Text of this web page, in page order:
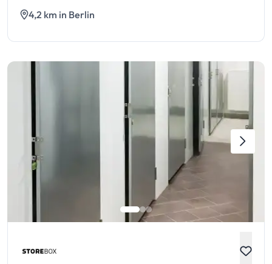
4,2 km in Berlin